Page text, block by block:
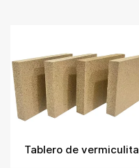
Tubo de lana de roca